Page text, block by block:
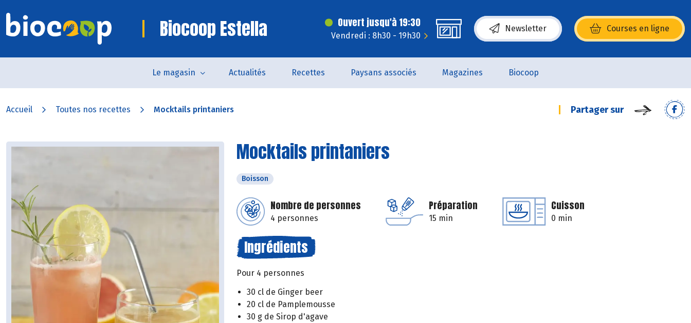
Biocoop Estella Ouvert jusqu'à 19:30
Vendredi : 8h30 - 19h30
Newsletter Courses en ligne
(s’ouvre dans une nouvelle fenêtre)
Le magasin Actualités Recettes Paysans associés Magazines Biocoop
Accueil Toutes nos recettes Mocktails printaniers Partager sur
Mocktails printaniers
Boisson
Nombre de personnes
4 personnes
Préparation
15 min
Cuisson
0 min
Ingrédients
Pour 4 personnes
30 cl de Ginger beer
20 cl de Pamplemousse
30 g de Sirop d'agave